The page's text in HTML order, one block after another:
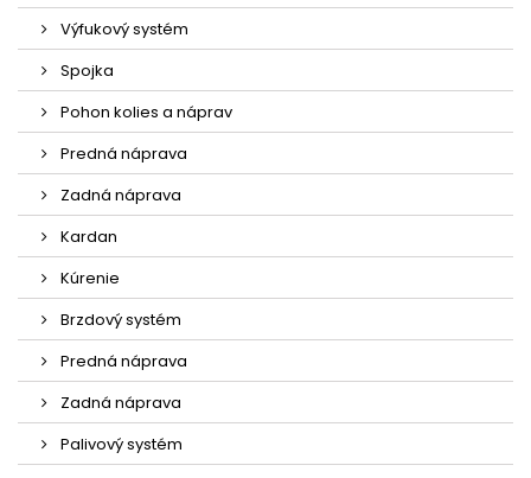
Výfukový systém
Spojka
Pohon kolies a náprav
Predná náprava
Zadná náprava
Kardan
Kúrenie
Brzdový systém
Predná náprava
Zadná náprava
Palivový systém